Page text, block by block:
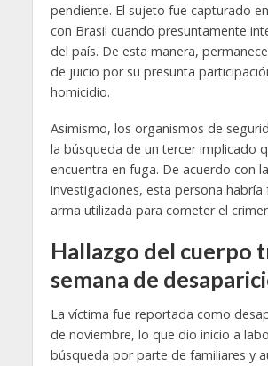
pendiente. El sujeto fue capturado
con Brasil cuando presuntamente
del país. De esta manera,
de juicio por su presunta
homicidio.
Asimismo, los organismos de
la búsqueda de un tercer implicado
encuentra en fuga. De acuerdo con
investigaciones, esta persona habría
arma utilizada para cometer el
Hallazgo del cuerpo
semana de
La víctima fue reportada como
de noviembre, lo que dio inicio a
búsqueda por parte de familiares y